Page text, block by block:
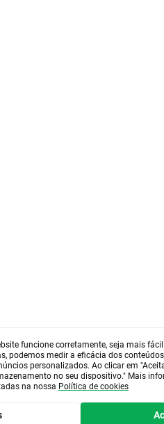
funcione corretamente, seja mais
podemos medir a eficácia dos
personalizados. Ao clicar em
no seu dispositivo." Mais
na nossa Política de cookies